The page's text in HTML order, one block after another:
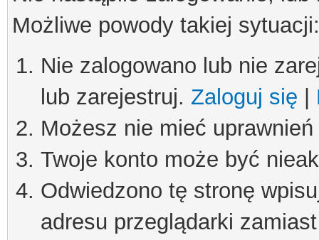
Możliwe powody takiej sytuacji:
Nie zalogowano lub nie
lub zarejestruj. Zaloguj się
Możesz nie mieć
Twoje konto może być
Odwiedzono tę stronę
adresu przeglądarki